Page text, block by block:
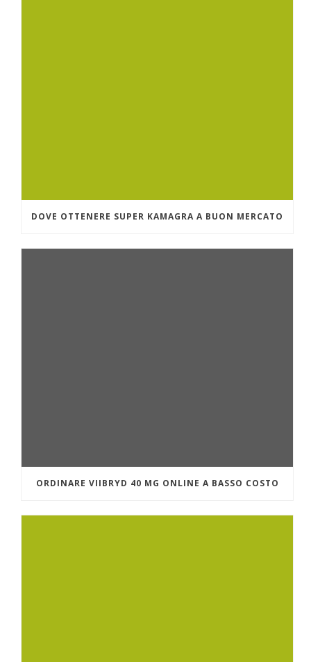
DOVE OTTENERE SUPER KAMAGRA A BUON MERCATO
ORDINARE VIIBRYD 40 MG ONLINE A BASSO COSTO